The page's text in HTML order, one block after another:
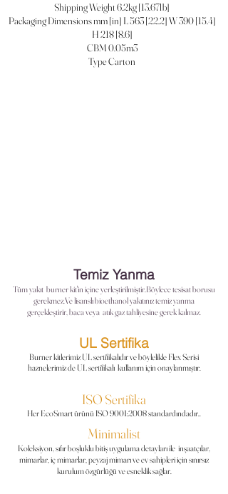
Shipping Weight 6.2kg [13.67lb]
Packaging Dimensions mm [in] L 563 [22.2] W 390 [15.4]
H 218 [8.6]
CBM 0.05m3
Type Carton
Temiz Yanma
Tüm yakıt burnerkit'in içine yerleştirilmiştir.Böylece tesisat borusu
gerekmez.Ve lisanslı bioethanol yakıtınız temiz yanma
gerçekleştirir, baca veya atık gaz tahliyesine gerek kalmaz.
UL Sertifika
Burner kitlerimiz UL sertifikalıdır ve böylelikle Flex Serisi
haznelerimiz de UL sertifikalı kullanım için onaylanmıştır.
ISO Sertifika
Her EcoSmart ürünü ISO 9001:2008 standardındadır..
Minimalist
Koleksiyon, sıfır boşluklu bitişuygulamadetayları ile inşaatçılar,
mimarlar, iç mimarlar, peyzaj mimarı ve ev sahipleri için sınırsız
kurulum özgürlüğü ve esneklik sağlar.